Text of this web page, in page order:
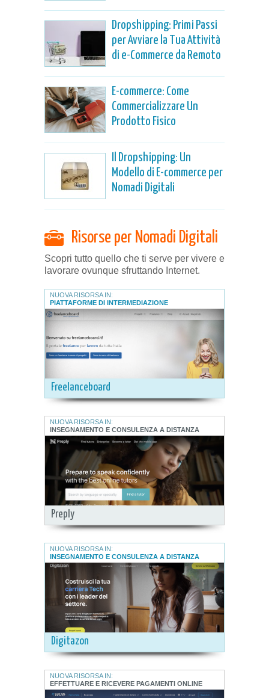
Dropshipping: Primi Passi
per Avviare la Tua Attività
di e-Commerce da Remoto
E-commerce: Come
Commercializzare Un
Prodotto Fisico
Il Dropshipping: Un
Modello di E-commerce per
Nomadi Digitali
Risorse per Nomadi Digitali
Scopri tutto quello che ti serve per vivere e
lavorare ovunque sfruttando Internet.
Freelanceboard
NUOVA RISORSA IN:
PIATTAFORME DI INTERMEDIAZIONE
Preply
NUOVA RISORSA IN:
INSEGNAMENTO E CONSULENZA A DISTANZA
Digitazon
NUOVA RISORSA IN:
INSEGNAMENTO E CONSULENZA A DISTANZA
NUOVA RISORSA IN:
EFFETTUARE E RICEVERE PAGAMENTI ONLINE